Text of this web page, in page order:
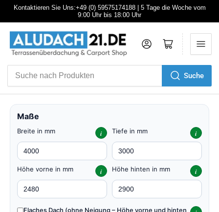
Kontaktieren Sie Uns:+49 (0) 59575174188 | 5 Tage die Woche vom
9:00 Uhr bis 18:00 Uhr
Produkten
Suche
AnmeldenMini-Warenkorb öffnen